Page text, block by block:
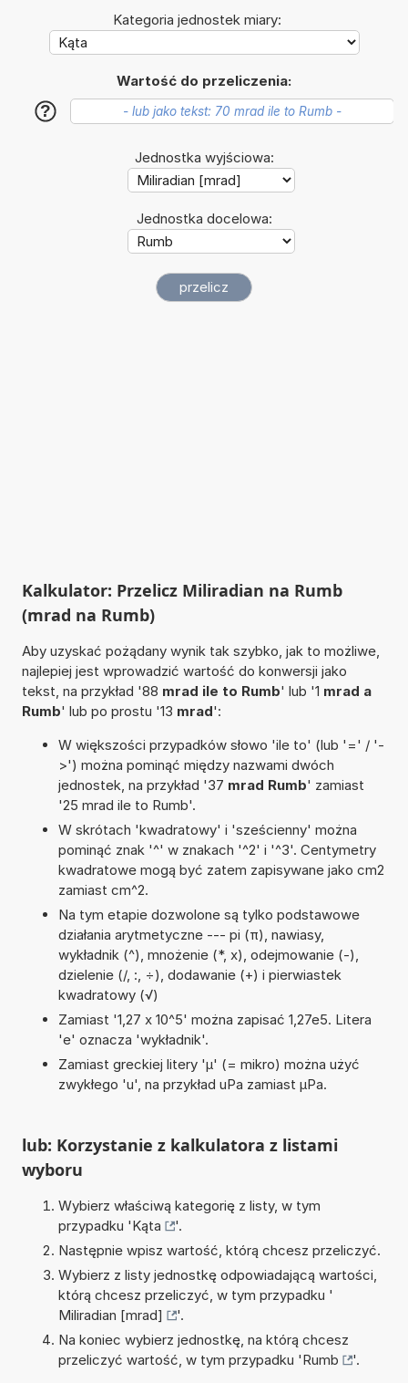
Kategoria jednostek miary:
Wartość do przeliczenia:
?
Jednostka wyjściowa:
Jednostka docelowa:
Kalkulator: Przelicz Miliradian na Rumb
(mrad na Rumb)
Aby uzyskać pożądany wynik tak szybko, jak to możliwe,
najlepiej jest wprowadzić wartość do konwersji jako
tekst, na przykład '88 mrad ile to Rumb' lub '1 mrad a
Rumb' lub po prostu '13 mrad':
W większości przypadków słowo 'ile to' (lub '=' / '-
>') można pominąć między nazwami dwóch
jednostek, na przykład '37 mrad Rumb' zamiast
'25 mrad ile to Rumb'.
W skrótach 'kwadratowy' i 'sześcienny' można
pominąć znak '^' w znakach '^2' i '^3'. Centymetry
kwadratowe mogą być zatem zapisywane jako cm2
zamiast cm^2.
Na tym etapie dozwolone są tylko podstawowe
działania arytmetyczne --- pi (π), nawiasy,
wykładnik (^), mnożenie (*, x), odejmowanie (-),
dzielenie (/, :, ÷), dodawanie (+) i pierwiastek
kwadratowy (√)
Zamiast '1,27 x 10^5' można zapisać 1,27e5. Litera
'e' oznacza 'wykładnik'.
Zamiast greckiej litery 'µ' (= mikro) można użyć
zwykłego 'u', na przykład uPa zamiast µPa.
lub: Korzystanie z kalkulatora z listami
wyboru
Wybierz właściwą kategorię z listy, w tym
przypadku 'Kąta
'.
Następnie wpisz wartość, którą chcesz przeliczyć.
Wybierz z listy jednostkę odpowiadającą wartości,
którą chcesz przeliczyć, w tym przypadku '
Miliradian [mrad]
'.
Na koniec wybierz jednostkę, na którą chcesz
przeliczyć wartość, w tym przypadku 'Rumb '.